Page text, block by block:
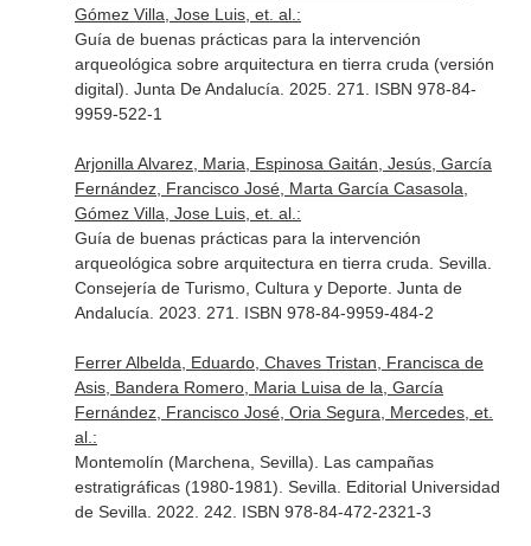
Gómez Villa, Jose Luis, et. al.:
Guía de buenas prácticas para la intervención
arqueológica sobre arquitectura en tierra cruda (versión
digital). Junta De Andalucía. 2025. 271. ISBN 978-84-
9959-522-1
Arjonilla Alvarez, Maria, Espinosa Gaitán, Jesús, García
Fernández, Francisco José, Marta García Casasola,
Gómez Villa, Jose Luis, et. al.:
Guía de buenas prácticas para la intervención
arqueológica sobre arquitectura en tierra cruda. Sevilla.
Consejería de Turismo, Cultura y Deporte. Junta de
Andalucía. 2023. 271. ISBN 978-84-9959-484-2
Ferrer Albelda, Eduardo, Chaves Tristan, Francisca de
Asis, Bandera Romero, Maria Luisa de la, García
Fernández, Francisco José, Oria Segura, Mercedes, et.
al.:
Montemolín (Marchena, Sevilla). Las campañas
estratigráficas (1980-1981). Sevilla. Editorial Universidad
de Sevilla. 2022. 242. ISBN 978-84-472-2321-3